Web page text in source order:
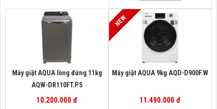
Máy giặt AQUA lồng đứng 11kg
AQW-DR110FT.PS
10.200.000 đ
Máy giặt AQUA 9kg AQD-D900F.W
11.490.000 đ